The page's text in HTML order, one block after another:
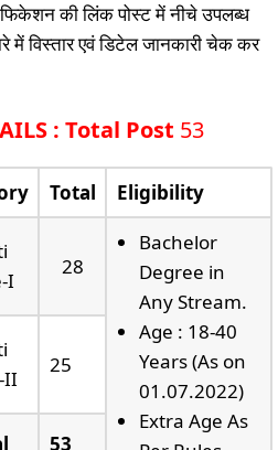
की लिंक पोस्ट में नीचे उपलब्ध
में विस्तार एवं डिटेल जानकारी चेक कर
: Total Post 53
Total Eligibility
I
28
Bachelor
Degree in
Any Stream.
Age : 18-40
Years (As on
01.07.2022)
Extra Age As
II
25
53